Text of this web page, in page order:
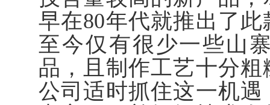
早在80年代就推出了
至今仅有很少一些山
品，且制作工艺十分
公司适时抓住这一机